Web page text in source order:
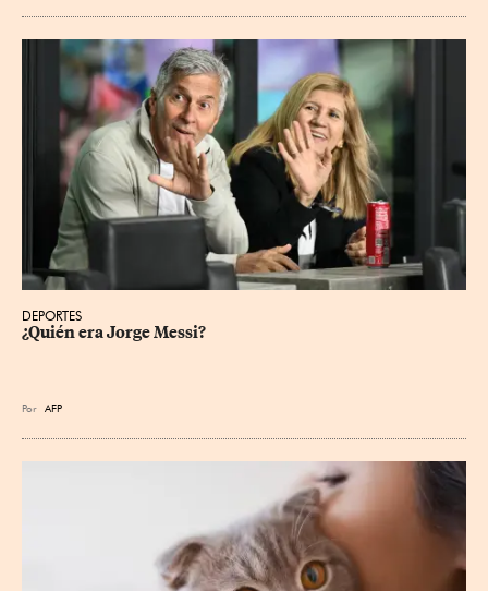
DEPORTES
¿Quién era Jorge Messi?
Por AFP